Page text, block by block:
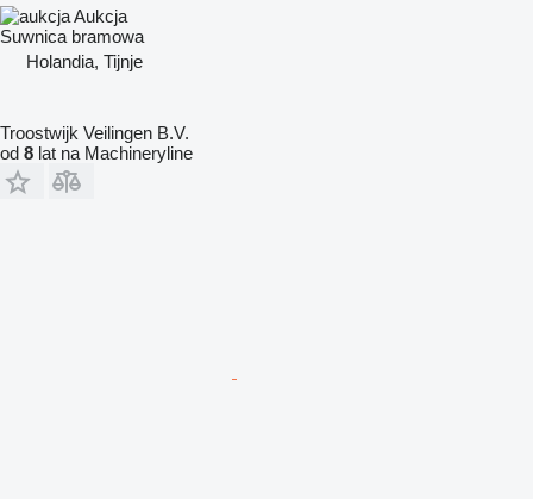
Aukcja
Suwnica bramowa
Holandia, Tijnje
Troostwijk Veilingen B.V.
od 8 lat na Machineryline